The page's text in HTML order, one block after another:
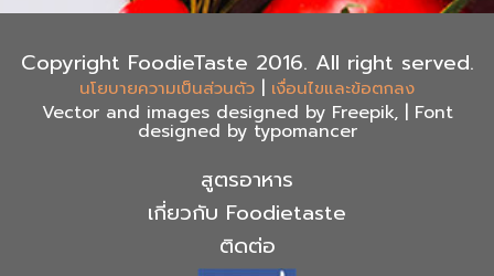
Copyright FoodieTaste 2016. All right served.
นโยบายความเป็นส่วนตัว | เงื่อนไขและข้อตกลง
Vector and images designed by Freepik, | Font
designed by typomancer
สูตรอาหาร
เกี่ยวกับ Foodietaste
ติดต่อ